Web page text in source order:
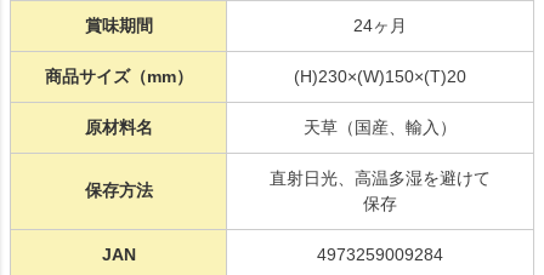
賞味期間 24ヶ月
商品サイズ（mm） (H)230×(W)150×(T)20
原材料名 天草（国産、輸入）
保存方法
直射日光、高温多湿を避けて
保存
JAN 4973259009284